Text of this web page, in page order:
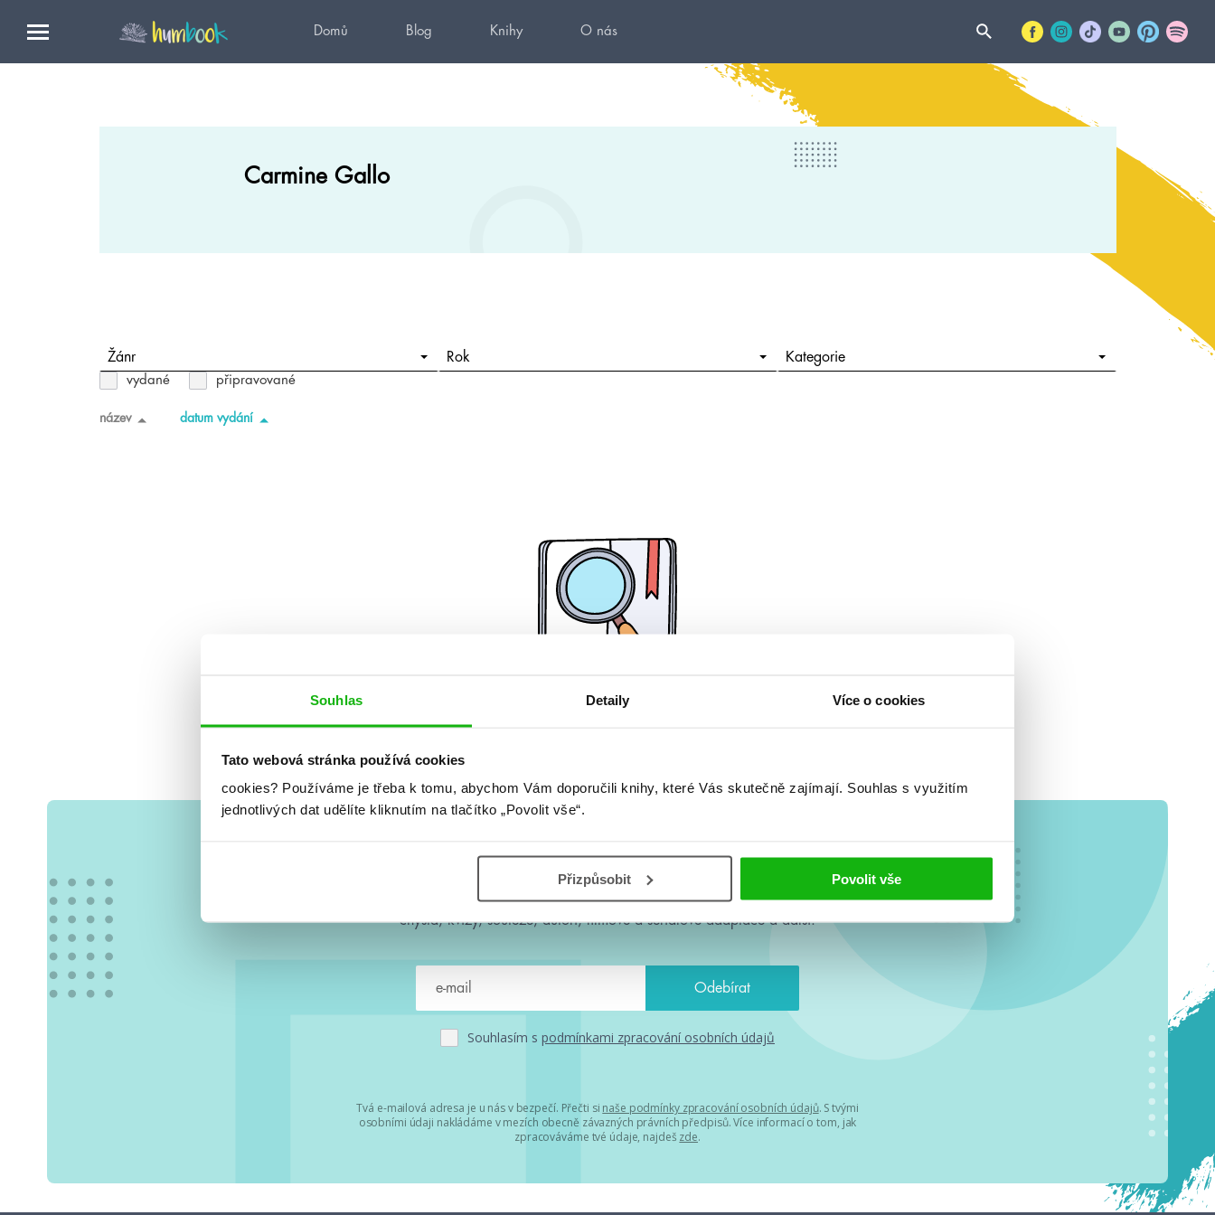
Souhlas Detaily Více o cookies
Tato webová stránka používá cookies
cookies? Používáme je třeba k tomu, abychom Vám doporučili knihy, které Vás skutečně zajímají. Souhlas s využitím
jednotlivých dat udělíte kliknutím na tlačítko „Povolit vše“.
Přizpůsobit Povolit vše
Domů Blog Knihy O nás
Carmine Gallo
Žánr Rok Kategorie
vydané připravované
název datum vydání
#HumbookNews
Vše kolem #youngadult každý měsíc rovnou do mailu! Nové knihy, co se
chystá, kvízy, soutěže, autoři, filmové a seriálové adaptace a další.
Souhlasím s podmínkami zpracování osobních údajů
Tvá e-mailová adresa je u nás v bezpečí. Přečti si naše podmínky zpracování osobních údajů. S tvými
osobními údaji nakládáme v mezích obecně závazných právních předpisů. Více informací o tom, jak
zpracováváme tvé údaje, najdeš zde.